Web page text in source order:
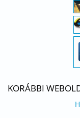
KORÁBBI